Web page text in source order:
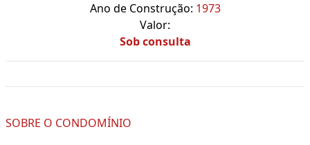
Ano de Construção: 1973
Valor:
Sob consulta
SOBRE O CONDOMÍNIO